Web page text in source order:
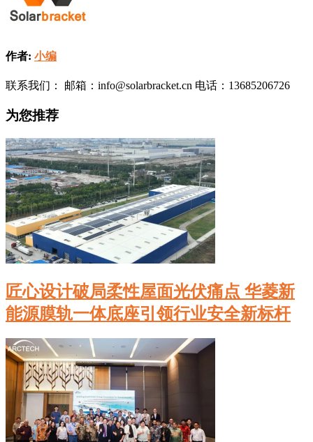
作者: 小编
联系我们： 邮箱：info@solarbracket.cn 电话：13685206726
为您推荐
匠心设计破局柔性屋面光伏痛点 华菱新
能源膜轨一体底座引领行业安全新标杆